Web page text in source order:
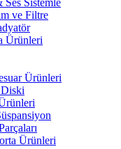
Sistemle
ve Filtre
Ürünleri
Ürünleri
Diski
Ürünleri